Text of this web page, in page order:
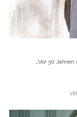
Vor 30 Jahren